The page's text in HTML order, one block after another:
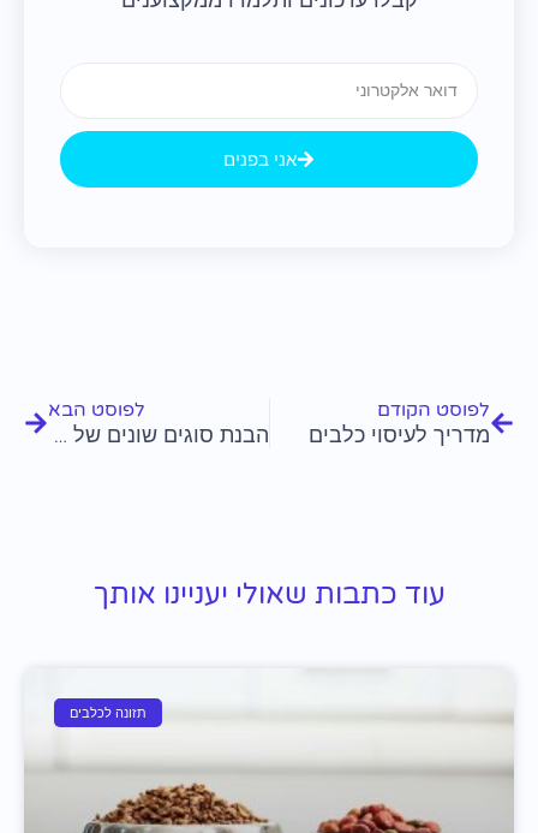
אני בפנים
לפוסט הקודם
מדריך לעיסוי כלבים
לפוסט הבא
הבנת סוגים שונים של מעילים לכלבים
עוד כתבות שאולי יעניינו אותך
תזונה לכלבים